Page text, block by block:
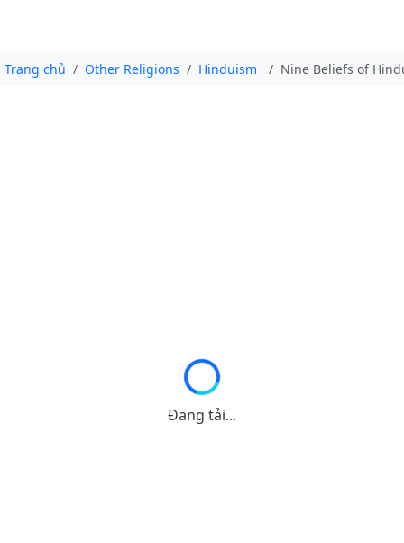
Trang chủ Other Religions Hinduism Nine Beliefs of
Đang tải...